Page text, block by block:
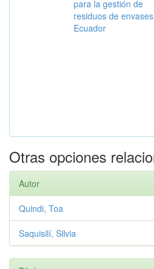
para la gestión de
residuos de
Ecuador
Otras opciones
Autor
Quindi, Toa
Saquisilí, Silvia